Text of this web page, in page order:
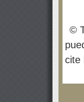
©
cite